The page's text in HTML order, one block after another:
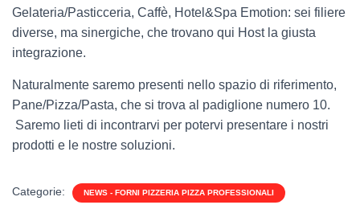
Gelateria/Pasticceria, Caffè, Hotel&Spa Emotion: sei filiere
diverse, ma sinergiche, che trovano qui Host la giusta
integrazione.
Naturalmente saremo presenti nello spazio di riferimento,
Pane/Pizza/Pasta, che si trova al padiglione numero 10.
Saremo lieti di incontrarvi per potervi presentare i nostri
prodotti e le nostre soluzioni.
Categorie: NEWS - FORNI PIZZERIA PIZZA PROFESSIONALI